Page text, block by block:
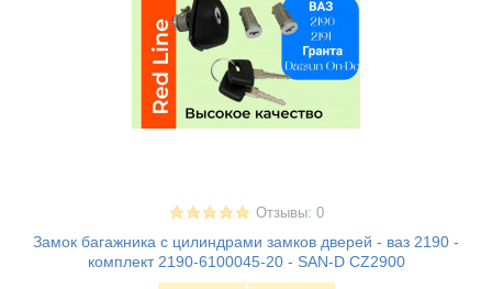
Отзывы: 0
Замок багажника с цилиндрами замков дверей - ваз 2190 -
комплект 2190-6100045-20 - SAN-D CZ2900